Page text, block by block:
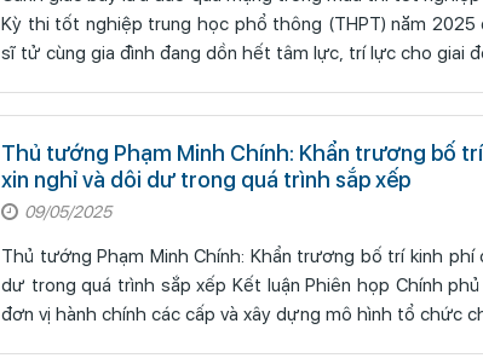
Kỳ thi tốt nghiệp trung học phổ thông (THPT) năm 2025
sĩ tử cùng gia đình đang dồn hết tâm lực, trí lực cho giai
Thủ tướng Phạm Minh Chính: Khẩn trương bố
xin nghỉ và dôi dư trong quá trình sắp xếp
09/05/2025
Thủ tướng Phạm Minh Chính: Khẩn trương bố trí kinh
dư trong quá trình sắp xếp Kết luận Phiên họp Chính phủ chuyên đề về sắp xếp, tổ chức
đơn vị hành chính các cấp và xây dựng mô hình tổ chức